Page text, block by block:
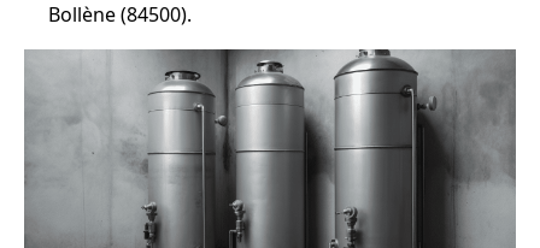
Bollène (84500).